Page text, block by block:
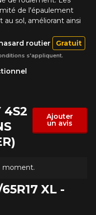
de l'épaulement
sol, améliorant ainsi
routier Gratuit
s'appliquent.
4S2
Ajouter
un avis
moment.
XL -